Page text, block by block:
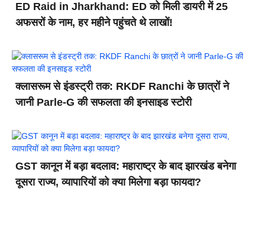
ED Raid in Jharkhand: ED को मिली डायरी में 25
अफसरों के नाम, हर महीने पहुंचते थे लाखों!
क्लासरूम से इंडस्ट्री तक: RKDF Ranchi के छात्रों ने
जानी Parle-G की सफलता की इनसाइड स्टोरी
GST कानून में बड़ा बदलाव: महाराष्ट्र के बाद झारखंड बनेगा
दूसरा राज्य, व्यापारियों को क्या मिलेगा बड़ा फायदा?